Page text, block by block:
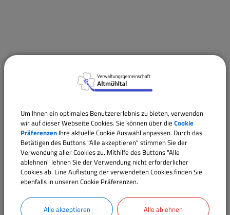
Termine
Um Ihnen ein optimales Benutzererlebnis zu bieten, verwenden
wir auf dieser Webseite Cookies. Sie können über die Cookie
Präferenzen Ihre aktuelle Cookie Auswahl anpassen. Durch das
Betätigen des Buttons "Alle akzeptieren" stimmen Sie der
Verwendung aller Cookies zu. Mithilfe des Buttons "Alle
ablehnen" lehnen Sie der Verwendung nicht erforderlicher
Cookies ab. Eine Auflistung der verwendeten Cookies finden Sie
ebenfalls in unseren Cookie Präferenzen.
Alle akzeptieren Alle ablehnen